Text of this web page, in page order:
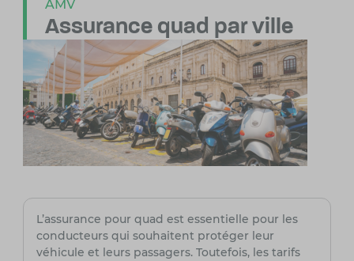
AMV
Assurance quad par ville
L’assurance pour quad est essentielle pour les
conducteurs qui souhaitent protéger leur
véhicule et leurs passagers. Toutefois, les tarifs